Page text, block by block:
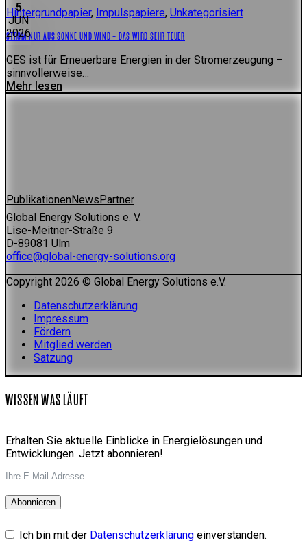
5
JUN
2026
Hintergrundpapier, Impulspapiere, Unkategorisiert
STROM NUR AUS SONNE UND WIND – DAS WIRD SEHR TEUER
GES ist für Erneuerbare Energien in der Stromerzeugung –
sinnvollerweise…
Mehr lesen
PublikationenNewsPartner
Global Energy Solutions e. V.
Lise-Meitner-Straße 9
D-89081 Ulm
office@global-energy-solutions.org
Copyright 2026 © Global Energy Solutions e.V.
Datenschutzerklärung
Impressum
Fördern
Mitglied werden
Satzung
WISSEN WAS LÄUFT
Erhalten Sie aktuelle Einblicke in Energielösungen und
Entwicklungen. Jetzt abonnieren!
Abonnieren
Ich bin mit der Datenschutzerklärung einverstanden.